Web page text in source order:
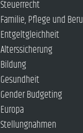
Steuerrecht
Familie, Pflege und
Entgeltgleichheit
Alterssicherung
Bildung
Gesundheit
Gender Budgeting
Europa
Stellungnahmen